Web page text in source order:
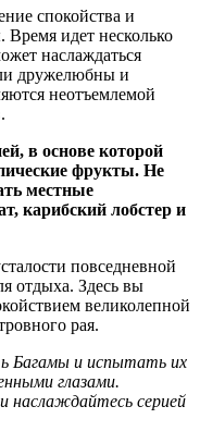
спокойства и
Время идет несколько
наслаждаться
дружелюбны и
неотъемлемой
в основе которой
фрукты. Не
местные
карибский лобстер и
повседневной
отдыха. Здесь вы
великолепной
рая.
Багамы и испытать их
глазами.
серией